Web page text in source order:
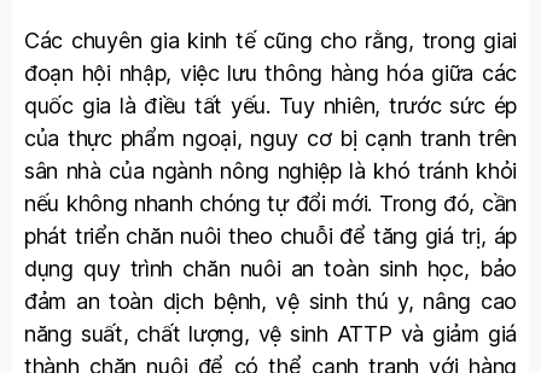
Các chuyên gia kinh tế cũng cho rằng, trong giai
đoạn hội nhập, việc lưu thông hàng hóa giữa các
quốc gia là điều tất yếu. Tuy nhiên, trước sức ép
của thực phẩm ngoại, nguy cơ bị cạnh tranh trên
sân nhà của ngành nông nghiệp là khó tránh khỏi
nếu không nhanh chóng tự đổi mới. Trong đó, cần
phát triển chăn nuôi theo chuỗi để tăng giá trị, áp
dụng quy trình chăn nuôi an toàn sinh học, bảo
đảm an toàn dịch bệnh, vệ sinh thú y, nâng cao
năng suất, chất lượng, vệ sinh ATTP và giảm giá
thành chăn nuôi để có thể cạnh tranh với hàng